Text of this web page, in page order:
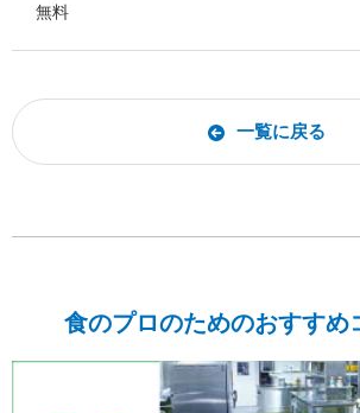
無料
一覧に戻る
食のプロのためのおすすめ